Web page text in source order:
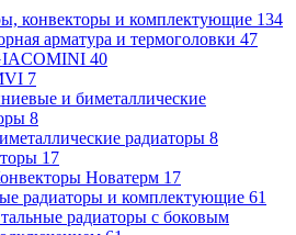
конвекторы и комплектующие 134
арматура и термоголовки 47
40
7
и биметаллические
8
радиаторы 8
17
Новатерм 17
радиаторы и комплектующие 61
радиаторы с боковым